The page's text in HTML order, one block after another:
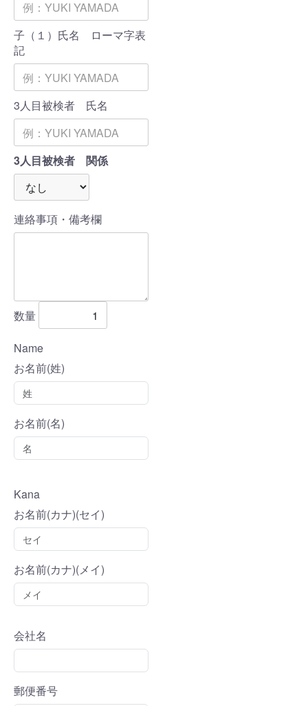
子（１）氏名 ローマ字表
記
3人目被検者 氏名
3人目被検者 関係
連絡事項・備考欄
数量
Name
お名前(姓)
お名前(名)
Kana
お名前(カナ)(セイ)
お名前(カナ)(メイ)
会社名
郵便番号